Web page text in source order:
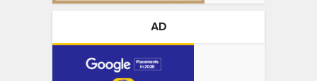
AD